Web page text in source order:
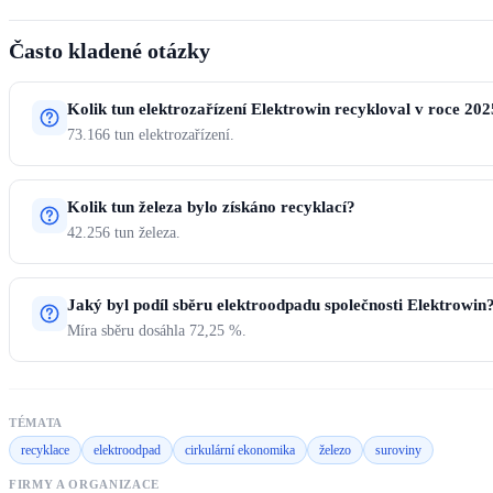
Často kladené otázky
Kolik tun elektrozařízení Elektrowin recykloval v roce
73.166 tun elektrozařízení.
Kolik tun železa bylo získáno recyklací?
42.256 tun železa.
Jaký byl podíl sběru elektroodpadu společnosti Elektrowin?
Míra sběru dosáhla 72,25 %.
TÉMATA
recyklace elektroodpad cirkulární ekonomika železo suroviny
FIRMY A ORGANIZACE